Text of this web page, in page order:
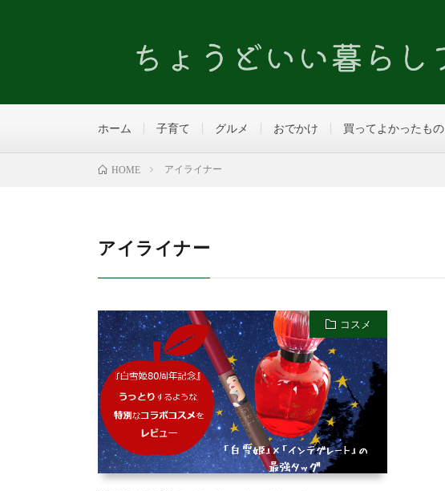
ホーム 子育て グルメ おでかけ 買ってよかったもの
HOME アイライナー
アイライナー
コスメ